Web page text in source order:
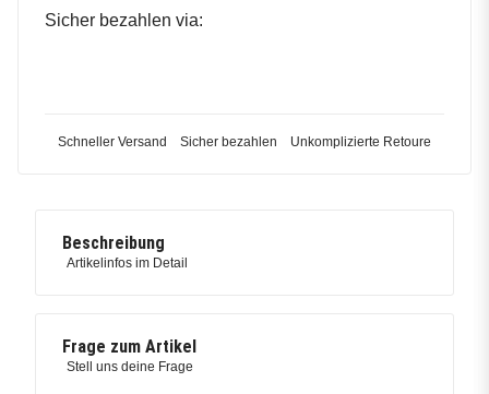
Sicher bezahlen via:
Schneller Versand Sicher bezahlen Unkomplizierte Retoure
Beschreibung
Artikelinfos im Detail
Frage zum Artikel
Stell uns deine Frage